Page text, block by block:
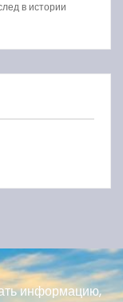
в истории
информацию,